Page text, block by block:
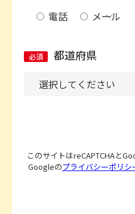
電話 メール
必須 都道府県
このサイトはreCAPTCHAと
Googleのプライバシーポリシ